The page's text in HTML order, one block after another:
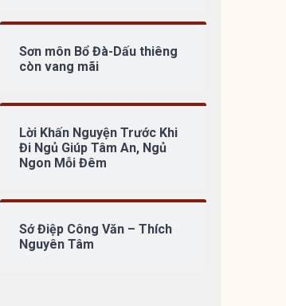
Sơn môn Bổ Đà-Dấu thiêng
còn vang mãi
Lời Khấn Nguyện Trước Khi
Đi Ngủ Giúp Tâm An, Ngủ
Ngon Mỗi Đêm
Sớ Điệp Công Văn – Thích
Nguyên Tâm